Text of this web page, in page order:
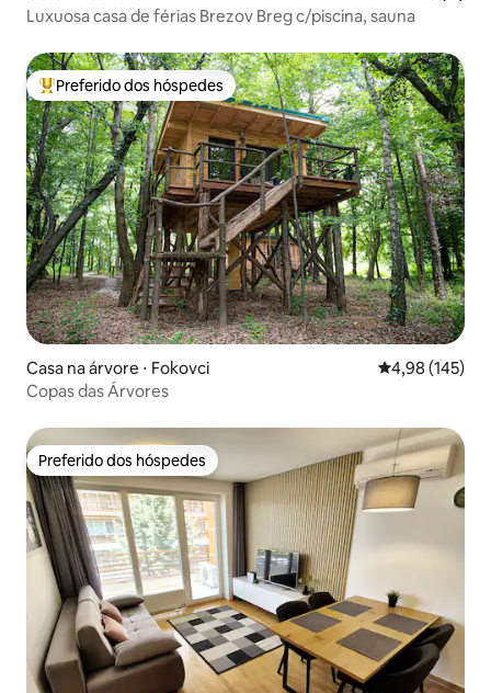
Luxuosa casa de férias Brezov Breg c/piscina, sauna
Entre os melhores preferidos dos hóspedes
Preferido dos hóspedes
Casa na árvore ⋅ Fokovci 4,98 de uma
4,98 (145)
Copas das Árvores
Preferido dos hóspedes
Preferido dos hóspedes